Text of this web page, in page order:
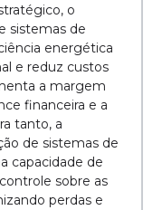
o
sistemas de
energética
e reduz custos
a margem
financeira e a
tanto, a
de sistemas de
capacidade de
sobre as
perdas e